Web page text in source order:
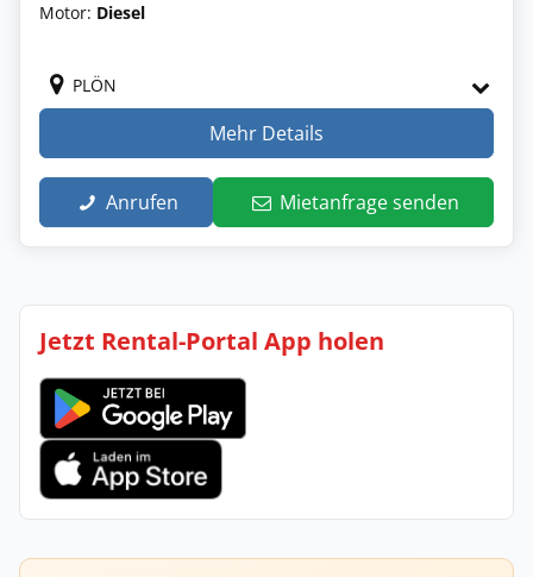
Motor: Diesel
PLÖN
Mehr Details
Anrufen Mietanfrage senden
Jetzt Rental-Portal App holen